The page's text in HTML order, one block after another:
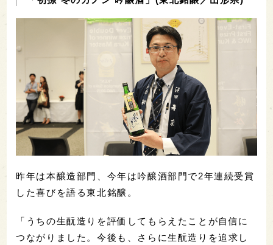
昨年は本醸造部門、今年は吟醸酒部門で2年連続受賞
した喜びを語る東北銘醸。
「うちの生酛造りを評価してもらえたことが自信に
つながりました。今後も、さらに生酛造りを追求し